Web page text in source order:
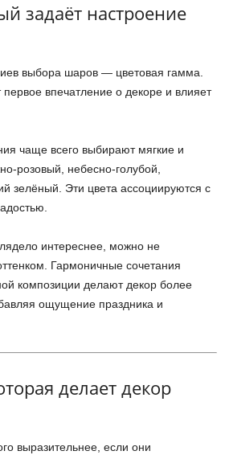
задаёт настроение
выбора шаров — цветовая гамма.
впечатление о декоре и влияет
чаще всего выбирают мягкие и
розовый, небесно-голубой,
зелёный. Эти цвета ассоциируются с
интереснее, можно не
Гармоничные сочетания
композиции делают декор более
ощущение праздника и
делает декор
выразительнее, если они